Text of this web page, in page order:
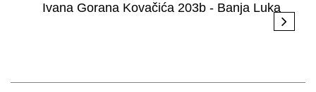
Ivana Gorana Kovačića 203b - Banja Luka